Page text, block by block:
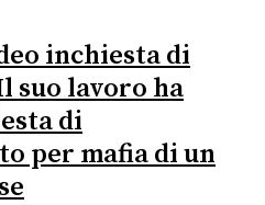
inchiesta di
suo lavoro ha
di
per mafia di un